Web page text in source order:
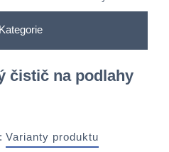
Kategorie
čistič na podlahy
Varianty produktu